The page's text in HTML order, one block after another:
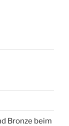
Bronze beim